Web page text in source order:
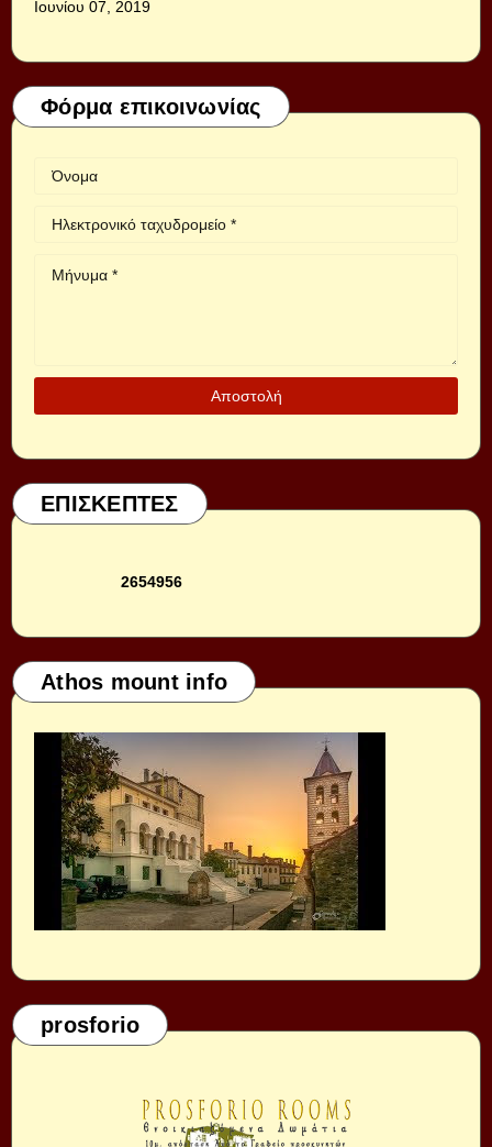
Ιουνίου 07, 2019
Φόρμα επικοινωνίας
ΕΠΙΣΚΕΠΤΕΣ
2654956
Athos mount info
prosforio